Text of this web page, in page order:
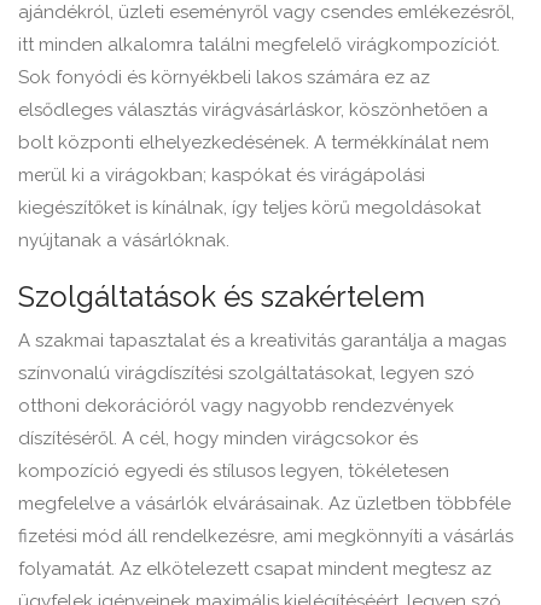
ajándékról, üzleti eseményről vagy csendes emlékezésről,
itt minden alkalomra találni megfelelő virágkompozíciót.
Sok fonyódi és környékbeli lakos számára ez az
elsődleges választás virágvásárláskor, köszönhetően a
bolt központi elhelyezkedésének. A termékkínálat nem
merül ki a virágokban; kaspókat és virágápolási
kiegészítőket is kínálnak, így teljes körű megoldásokat
nyújtanak a vásárlóknak.
Szolgáltatások és szakértelem
A szakmai tapasztalat és a kreativitás garantálja a magas
színvonalú virágdíszítési szolgáltatásokat, legyen szó
otthoni dekorációról vagy nagyobb rendezvények
díszítéséről. A cél, hogy minden virágcsokor és
kompozíció egyedi és stílusos legyen, tökéletesen
megfelelve a vásárlók elvárásainak. Az üzletben többféle
fizetési mód áll rendelkezésre, ami megkönnyíti a vásárlás
folyamatát. Az elkötelezett csapat mindent megtesz az